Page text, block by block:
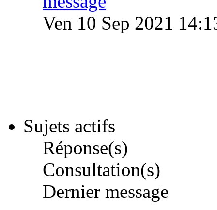
Ven 10 Sep 2021
Sujets actifs
Réponse(s)
Consultation(s)
Dernier message